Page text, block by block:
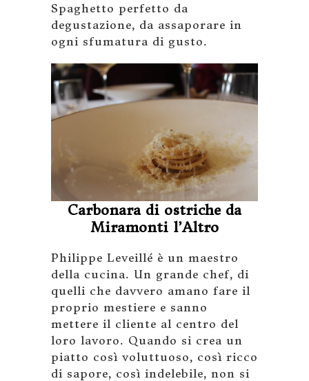
Spaghetto perfetto da
degustazione, da assaporare in
ogni sfumatura di gusto.
Carbonara di ostriche da
Miramonti l’Altro
Philippe Leveillé è un maestro
della cucina. Un grande chef, di
quelli che davvero amano fare il
proprio mestiere e sanno
mettere il cliente al centro del
loro lavoro. Quando si crea un
piatto così voluttuoso, così ricco
di sapore, così indelebile, non si